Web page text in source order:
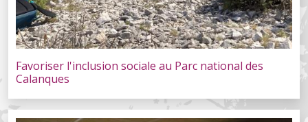
Favoriser l'inclusion sociale au Parc national des
Calanques